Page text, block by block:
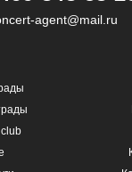
agent@mail.ru